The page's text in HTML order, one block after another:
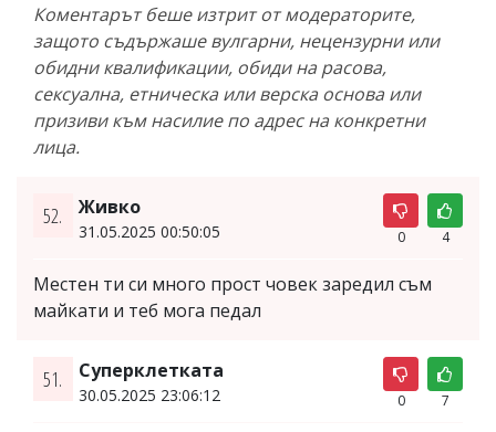
Коментарът беше изтрит от модераторите,
защото съдържаше вулгарни, нецензурни или
обидни квалификации, обиди на расова,
сексуална, етническа или верска основа или
призиви към насилие по адрес на конкретни
лица.
52. Живко
31.05.2025 00:50:05 0 4
Местен ти си много прост човек заредил съм
майкати и теб мога педал
51. Суперклетката
30.05.2025 23:06:12 0 7